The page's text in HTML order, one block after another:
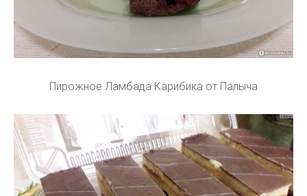
Пирожное Ламбада Карибика от Палыча